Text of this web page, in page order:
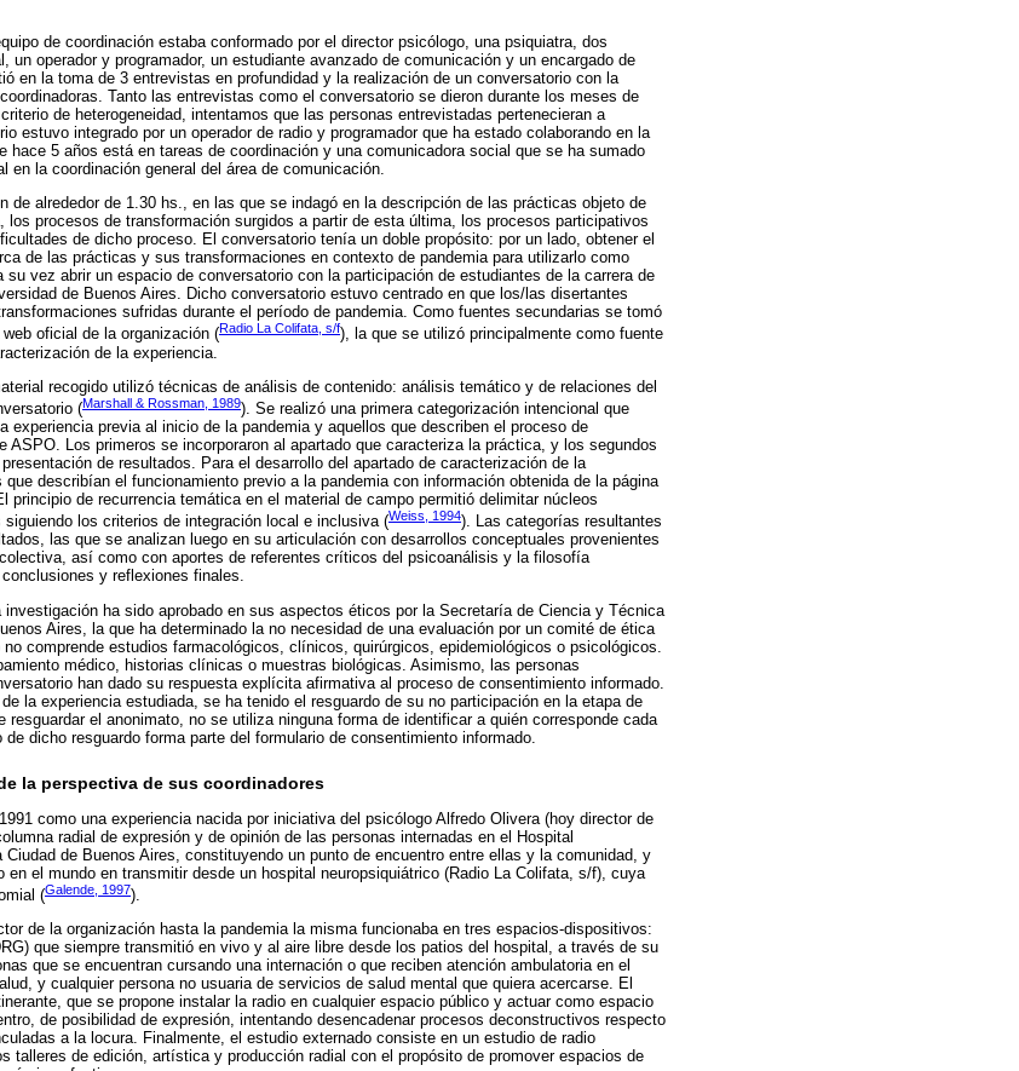
de coordinación estaba conformado por el director psicólogo, una psiquiatra, dos
un operador y programador, un estudiante avanzado de comunicación y un encargado de
en la toma de 3 entrevistas en profundidad y la realización de un conversatorio con la
Tanto las entrevistas como el conversatorio se dieron durante los meses de
de heterogeneidad, intentamos que las personas entrevistadas pertenecieran a
estuvo integrado por un operador de radio y programador que ha estado colaborando en la
hace 5 años está en tareas de coordinación y una comunicadora social que se ha sumado
en la coordinación general del área de comunicación.
de alrededor de 1.30 hs., en las que se indagó en la descripción de las prácticas objeto de
los procesos de transformación surgidos a partir de esta última, los procesos participativos
de dicho proceso. El conversatorio tenía un doble propósito: por un lado, obtener el
de las prácticas y sus transformaciones en contexto de pandemia para utilizarlo como
vez abrir un espacio de conversatorio con la participación de estudiantes de la carrera de
de Buenos Aires. Dicho conversatorio estuvo centrado en que los/las disertantes
sufridas durante el período de pandemia. Como fuentes secundarias se tomó
oficial de la organización (Radio La Colifata, s/f), la que se utilizó principalmente como fuente
de la experiencia.
recogido utilizó técnicas de análisis de contenido: análisis temático y de relaciones del
(Marshall & Rossman, 1989). Se realizó una primera categorización intencional que
experiencia previa al inicio de la pandemia y aquellos que describen el proceso de
ASPO. Los primeros se incorporaron al apartado que caracteriza la práctica, y los segundos
de resultados. Para el desarrollo del apartado de caracterización de la
describían el funcionamiento previo a la pandemia con información obtenida de la página
principio de recurrencia temática en el material de campo permitió delimitar núcleos
los criterios de integración local e inclusiva (Weiss, 1994). Las categorías resultantes
las que se analizan luego en su articulación con desarrollos conceptuales provenientes
así como con aportes de referentes críticos del psicoanálisis y la filosofía
y reflexiones finales.
ha sido aprobado en sus aspectos éticos por la Secretaría de Ciencia y Técnica
Aires, la que ha determinado la no necesidad de una evaluación por un comité de ética
comprende estudios farmacológicos, clínicos, quirúrgicos, epidemiológicos o psicológicos.
médico, historias clínicas o muestras biológicas. Asimismo, las personas
han dado su respuesta explícita afirmativa al proceso de consentimiento informado.
la experiencia estudiada, se ha tenido el resguardo de su no participación en la etapa de
resguardar el anonimato, no se utiliza ninguna forma de identificar a quién corresponde cada
dicho resguardo forma parte del formulario de consentimiento informado.
la perspectiva de sus coordinadores
como una experiencia nacida por iniciativa del psicólogo Alfredo Olivera (hoy director de
radial de expresión y de opinión de las personas internadas en el Hospital
de Buenos Aires, constituyendo un punto de encuentro entre ellas y la comunidad, y
en el mundo en transmitir desde un hospital neuropsiquiátrico (Radio La Colifata, s/f), cuya
(Galende, 1997).
de la organización hasta la pandemia la misma funcionaba en tres espacios-dispositivos:
que siempre transmitió en vivo y al aire libre desde los patios del hospital, a través de su
que se encuentran cursando una internación o que reciben atención ambulatoria en el
y cualquier persona no usuaria de servicios de salud mental que quiera acercarse. El
que se propone instalar la radio en cualquier espacio público y actuar como espacio
de posibilidad de expresión, intentando desencadenar procesos deconstructivos respecto
a la locura. Finalmente, el estudio externado consiste en un estudio de radio
talleres de edición, artística y producción radial con el propósito de promover espacios de